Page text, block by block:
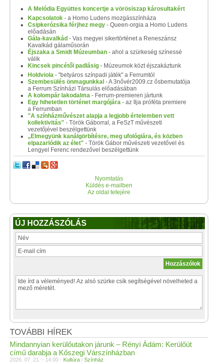
A Melódia Együttes koncertje a vörösiszap károsultakért
Kapcsolatok - a Homo Ludens mozgásszínháza
Csipkerózsika férjhez megy - Queen-orgia a Homo Ludens
előadásán
Gála-kavalkád - Vas megyei sikertörténet a Reneszánsz
Kavalkád gálaműsorán
Éjszaka a Smidt Múzeumban - ahol a szürkeség színessé
válik
Kincsek pincétől padlásig - Múzeumok közt éjszakáztunk
Holdviola - "betyáros színpadi játék" a Ferrumtól
Szembesülés önmagunkkal - A 3nővér2009.cz ősbemutatója
a Ferrum Színházi Társulás előadásában
A kolompár lakodalma - Ferrum-premieren jártunk
Egy hihetetlen történet margójára - az Ilja próféta premiere
a Ferrumban
"A színházművészet alapja a legjobb értelemben vett
kollektivitás" - Török Gáborral, a FeSzT művészeti
vezetőjével beszélgettünk
„Elmegyünk kanálgörbítésre, meg ufológiára, és közben
elpazarlódik az élet" - Török Gábor művészeti vezetővel és
Lengyel Ferenc rendezővel beszélgettünk
Nyomtatás
Küldés e-mailben
Az oldal tetejére
ÚJ HOZZÁSZÓLÁS
TOVÁBBI HÍREK
Mindannyian kerülőutakon járunk – Rényi Ádám: Kerülőút
című darabja a Kőszegi Várszínházban
2026. 07. 21. - 14:00 - Kultúra / Színház